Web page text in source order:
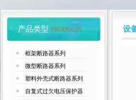
产品类型 PRODUCTS
框架断路器系列
微型断路器系列
塑料外壳式断路器系列
自复式过欠电压保护器
设